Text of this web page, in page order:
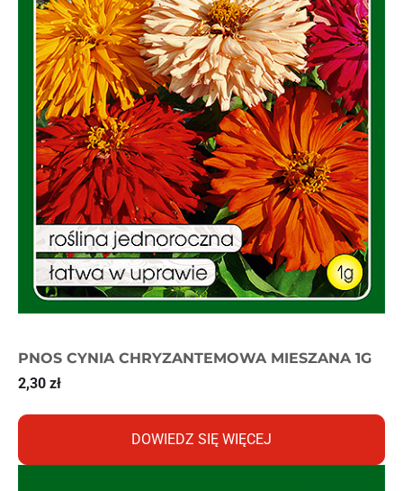
PNOS CYNIA CHRYZANTEMOWA MIESZANA 1G
2,30 zł
DOWIEDZ SIĘ WIĘCEJ